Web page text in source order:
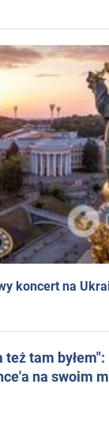
koncert na
tam
na swoim